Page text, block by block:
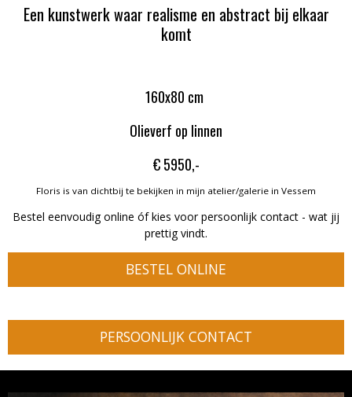
Een kunstwerk waar realisme en abstract bij elkaar
komt
160x80 cm
Olieverf op linnen
€ 5950,-
Floris is van dichtbij te bekijken in mijn atelier/galerie in Vessem
Bestel eenvoudig online óf kies voor persoonlijk contact - wat jij
prettig vindt.
BESTEL ONLINE
PERSOONLIJK CONTACT